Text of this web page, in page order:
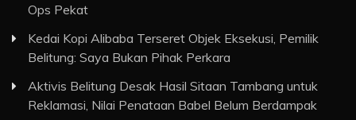
Ops Pekat
Kedai Kopi Alibaba Terseret Objek Eksekusi, Pemilik
Belitung: Saya Bukan Pihak Perkara
Aktivis Belitung Desak Hasil Sitaan Tambang untuk
Reklamasi, Nilai Penataan Babel Belum Berdampak